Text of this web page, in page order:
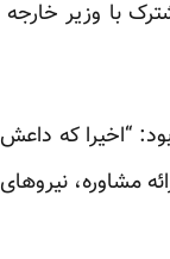
با وزیر خارجه
“اخیرا که داعش
مشاوره، نیروهای